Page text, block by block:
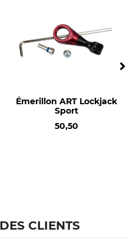
Émerillon ART Lockjack
Sport
50,50
CLIENTS